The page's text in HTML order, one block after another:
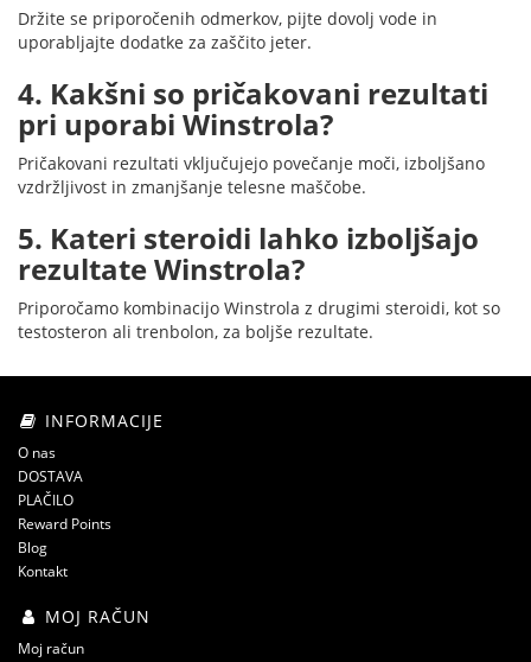
Držite se priporočenih odmerkov, pijte dovolj vode in
uporabljajte dodatke za zaščito jeter.
4. Kakšni so pričakovani rezultati
pri uporabi Winstrola?
Pričakovani rezultati vključujejo povečanje moči, izboljšano
vzdržljivost in zmanjšanje telesne maščobe.
5. Kateri steroidi lahko izboljšajo
rezultate Winstrola?
Priporočamo kombinacijo Winstrola z drugimi steroidi, kot so
testosteron ali trenbolon, za boljše rezultate.
INFORMACIJE
O nas
DOSTAVA
PLAČILO
Reward Points
Blog
Kontakt
MOJ RAČUN
Moj račun